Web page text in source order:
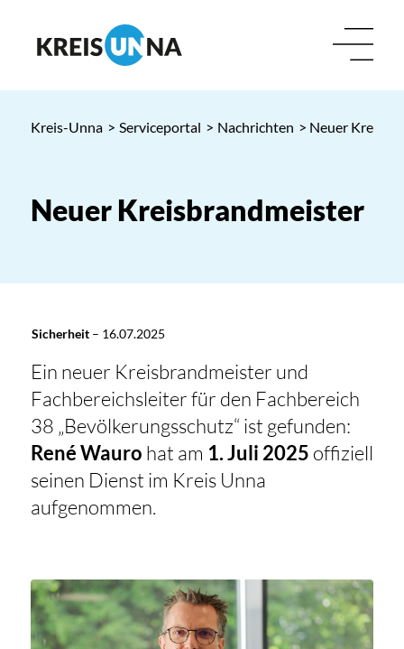
Kreis-Unna > Serviceportal > Nachrichten > Neuer
Neuer Kreisbrandmeister
Sicherheit– 16.07.2025
Ein neuer Kreisbrandmeister und
Fachbereichsleiter für den Fachbereich
38 „Bevölkerungsschutz“ ist gefunden:
René Wauro hat am 1. Juli 2025 offiziell
seinen Dienst im Kreis Unna
aufgenommen.